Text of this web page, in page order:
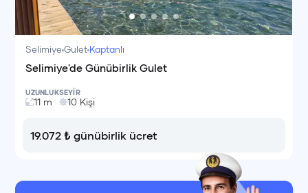
SelimiyeGulet Kaptanlı
Selimiye'de Günübirlik Gulet
UZUNLUK
11 m
SEYİR
10 Kişi
19.072 ₺ günübirlik ücret